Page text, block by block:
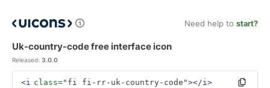
Need help to start?
Uk-country-code free interface icon
Released: 3.0.0
<i class="fi fi-rr-uk-country-code"></i>